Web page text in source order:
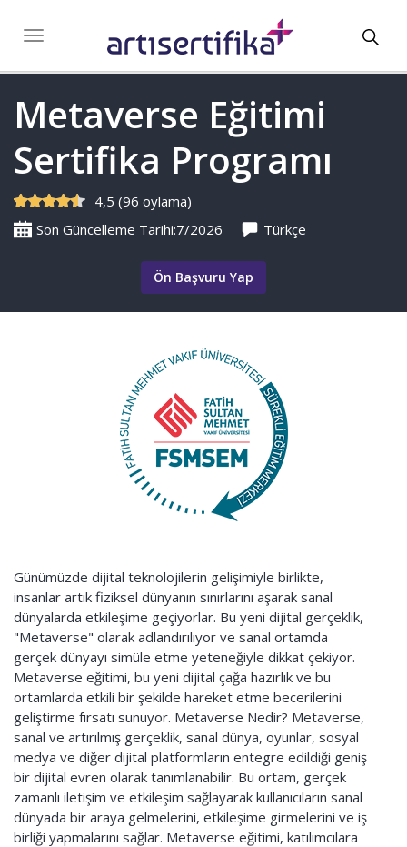
Toggle
Metaverse Eğitimi
Sertifika Programı
4,5 (96 oylama)
Son Güncelleme Tarihi:7/2026
Türkçe
Ön Başvuru Yap
Günümüzde dijital teknolojilerin gelişimiyle birlikte,
insanlar artık fiziksel dünyanın sınırlarını aşarak sanal
dünyalarda etkileşime geçiyorlar. Bu yeni dijital gerçeklik,
"Metaverse" olarak adlandırılıyor ve sanal ortamda
gerçek dünyayı simüle etme yeteneğiyle dikkat çekiyor.
Metaverse eğitimi, bu yeni dijital çağa hazırlık ve bu
ortamlarda etkili bir şekilde hareket etme becerilerini
geliştirme fırsatı sunuyor. Metaverse Nedir? Metaverse,
sanal ve artırılmış gerçeklik, sanal dünya, oyunlar, sosyal
medya ve diğer dijital platformların entegre edildiği geniş
bir dijital evren olarak tanımlanabilir. Bu ortam, gerçek
zamanlı iletişim ve etkileşim sağlayarak kullanıcıların sanal
dünyada bir araya gelmelerini, etkileşime girmelerini ve iş
birliği yapmalarını sağlar. Metaverse eğitimi, katılımcılara